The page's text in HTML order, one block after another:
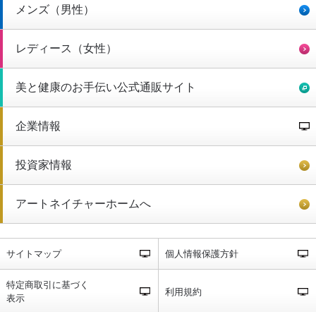
メンズ（男性）
レディース（女性）
美と健康のお手伝い公式通販サイト
企業情報
投資家情報
アートネイチャーホームへ
サイトマップ 個人情報保護方針
特定商取引に基づく
表示
利用規約